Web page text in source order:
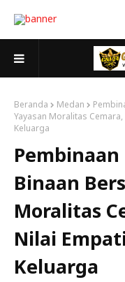
Beranda Medan
Yayasan Moralitas
Keluarga
Binaan
Moralitas
Nilai
Keluarga